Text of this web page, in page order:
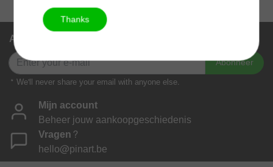
Abonneer je op onze nieuwsbrief
Abonneer
* We'll never share your email with anyone else.
Mijn account
Beheer jouw aankoopgeschiedenis
Vragen?
hello@pinart.be
Thanks